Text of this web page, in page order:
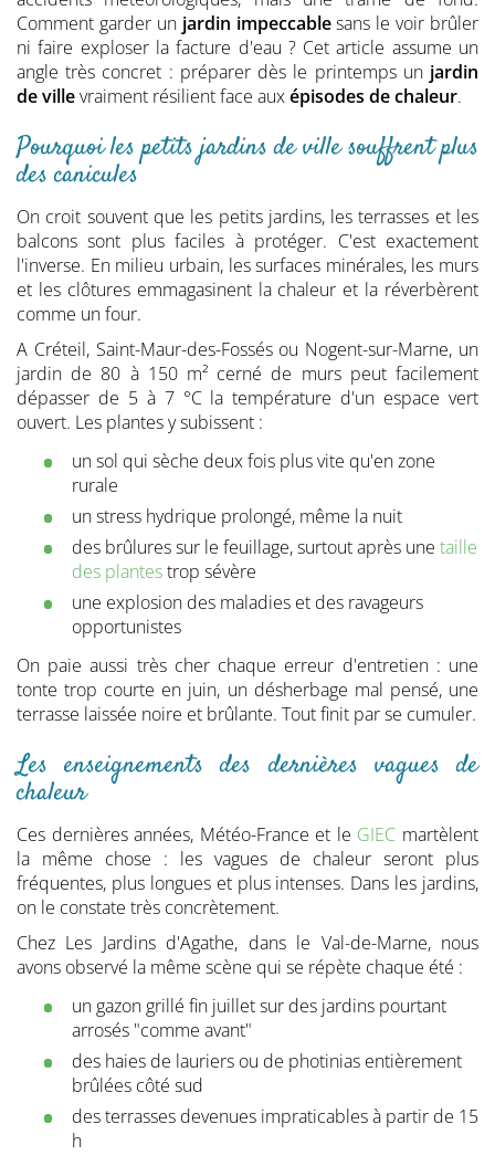
Comment garder un jardin impeccablesans le voir brûler
ni faire exploser la facture d'eau ? Cet article assume un
angle très concret : préparer dès le printemps un jardin
de villevraiment résilient face auxépisodes de chaleur.
Pourquoi les petits jardins de ville souffrent plus
des canicules
On croit souvent que les petits jardins, les terrasses et les
balcons sont plus faciles à protéger. C'est exactement
l'inverse. En milieu urbain, les surfaces minérales, les murs
et les clôtures emmagasinent la chaleur et la réverbèrent
comme un four.
A Créteil, Saint-Maur-des-Fossés ou Nogent-sur-Marne, un
jardin de 80 à 150 m² cerné de murs peut facilement
dépasser de 5 à 7 °C la température d'un espace vert
ouvert. Les plantes y subissent :
un sol qui sèche deux fois plus vite qu'en zone
rurale
un stress hydrique prolongé, même la nuit
des brûlures sur le feuillage, surtout après une taille
des plantestrop sévère
une explosion des maladies et des ravageurs
opportunistes
On paie aussi très cher chaque erreur d'entretien : une
tonte trop courte en juin, un désherbage mal pensé, une
terrasse laissée noire et brûlante. Tout finit par se cumuler.
Les enseignements des dernières vagues de
chaleur
Ces dernières années, Météo-France et le GIEC martèlent
la même chose : les vagues de chaleur seront plus
fréquentes, plus longues et plus intenses. Dans les jardins,
on le constate très concrètement.
Chez Les Jardins d'Agathe, dans le Val-de-Marne, nous
avons observé la même scène qui se répète chaque été :
un gazon grillé fin juillet sur des jardins pourtant
arrosés "comme avant"
des haies de lauriers ou de photinias entièrement
brûlées côté sud
des terrasses devenues impraticables à partir de 15
h